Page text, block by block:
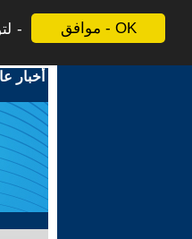
موافق - OK
أخبار